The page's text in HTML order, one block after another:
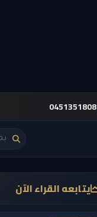
0451351808
يتابعه القراء الآن